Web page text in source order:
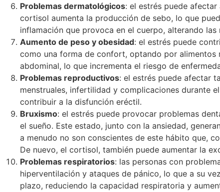
Problemas dermatológicos: el estrés puede
cortisol aumenta la producción de sebo, lo que
inflamación que provoca en el cuerpo, alterando
Aumento de peso y obesidad: el estrés puede
como una forma de confort, optando por alimentos
abdominal, lo que incrementa el riesgo de
Problemas reproductivos: el estrés puede afectar
menstruales, infertilidad y complicaciones durante
contribuir a la disfunción eréctil.
Bruxismo: el estrés puede provocar problemas
el sueño. Este estado, junto con la ansiedad,
a menudo no son conscientes de este hábito que,
De nuevo, el cortisol, también puede aumentar la
Problemas respiratorios: las personas con
hiperventilación y ataques de pánico, lo que a su
plazo, reduciendo la capacidad respiratoria y